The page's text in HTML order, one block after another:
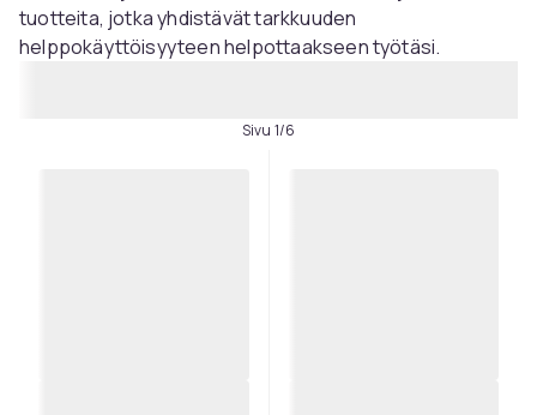
tuotteita, jotka yhdistävät tarkkuuden
helppokäyttöisyyteen helpottaakseen työtäsi.
Sivu 1/6